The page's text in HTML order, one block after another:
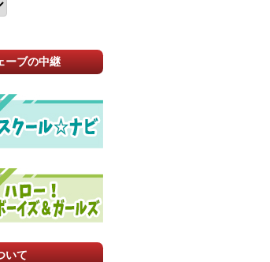
ーブの中継
いて